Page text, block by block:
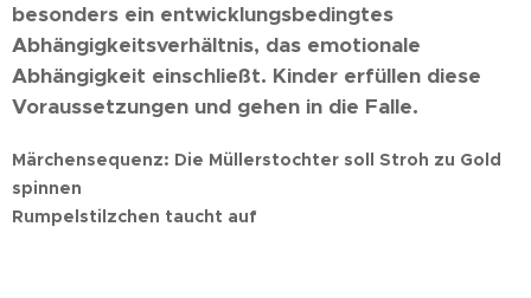
besonders ein entwicklungsbedingtes
Abhängigkeitsverhältnis, das emotionale
Abhängigkeit einschließt. Kinder erfüllen diese
Voraussetzungen und gehen in die Falle.
Märchensequenz: Die Müllerstochter soll Stroh zu Gold
spinnen
Rumpelstilzchen taucht auf